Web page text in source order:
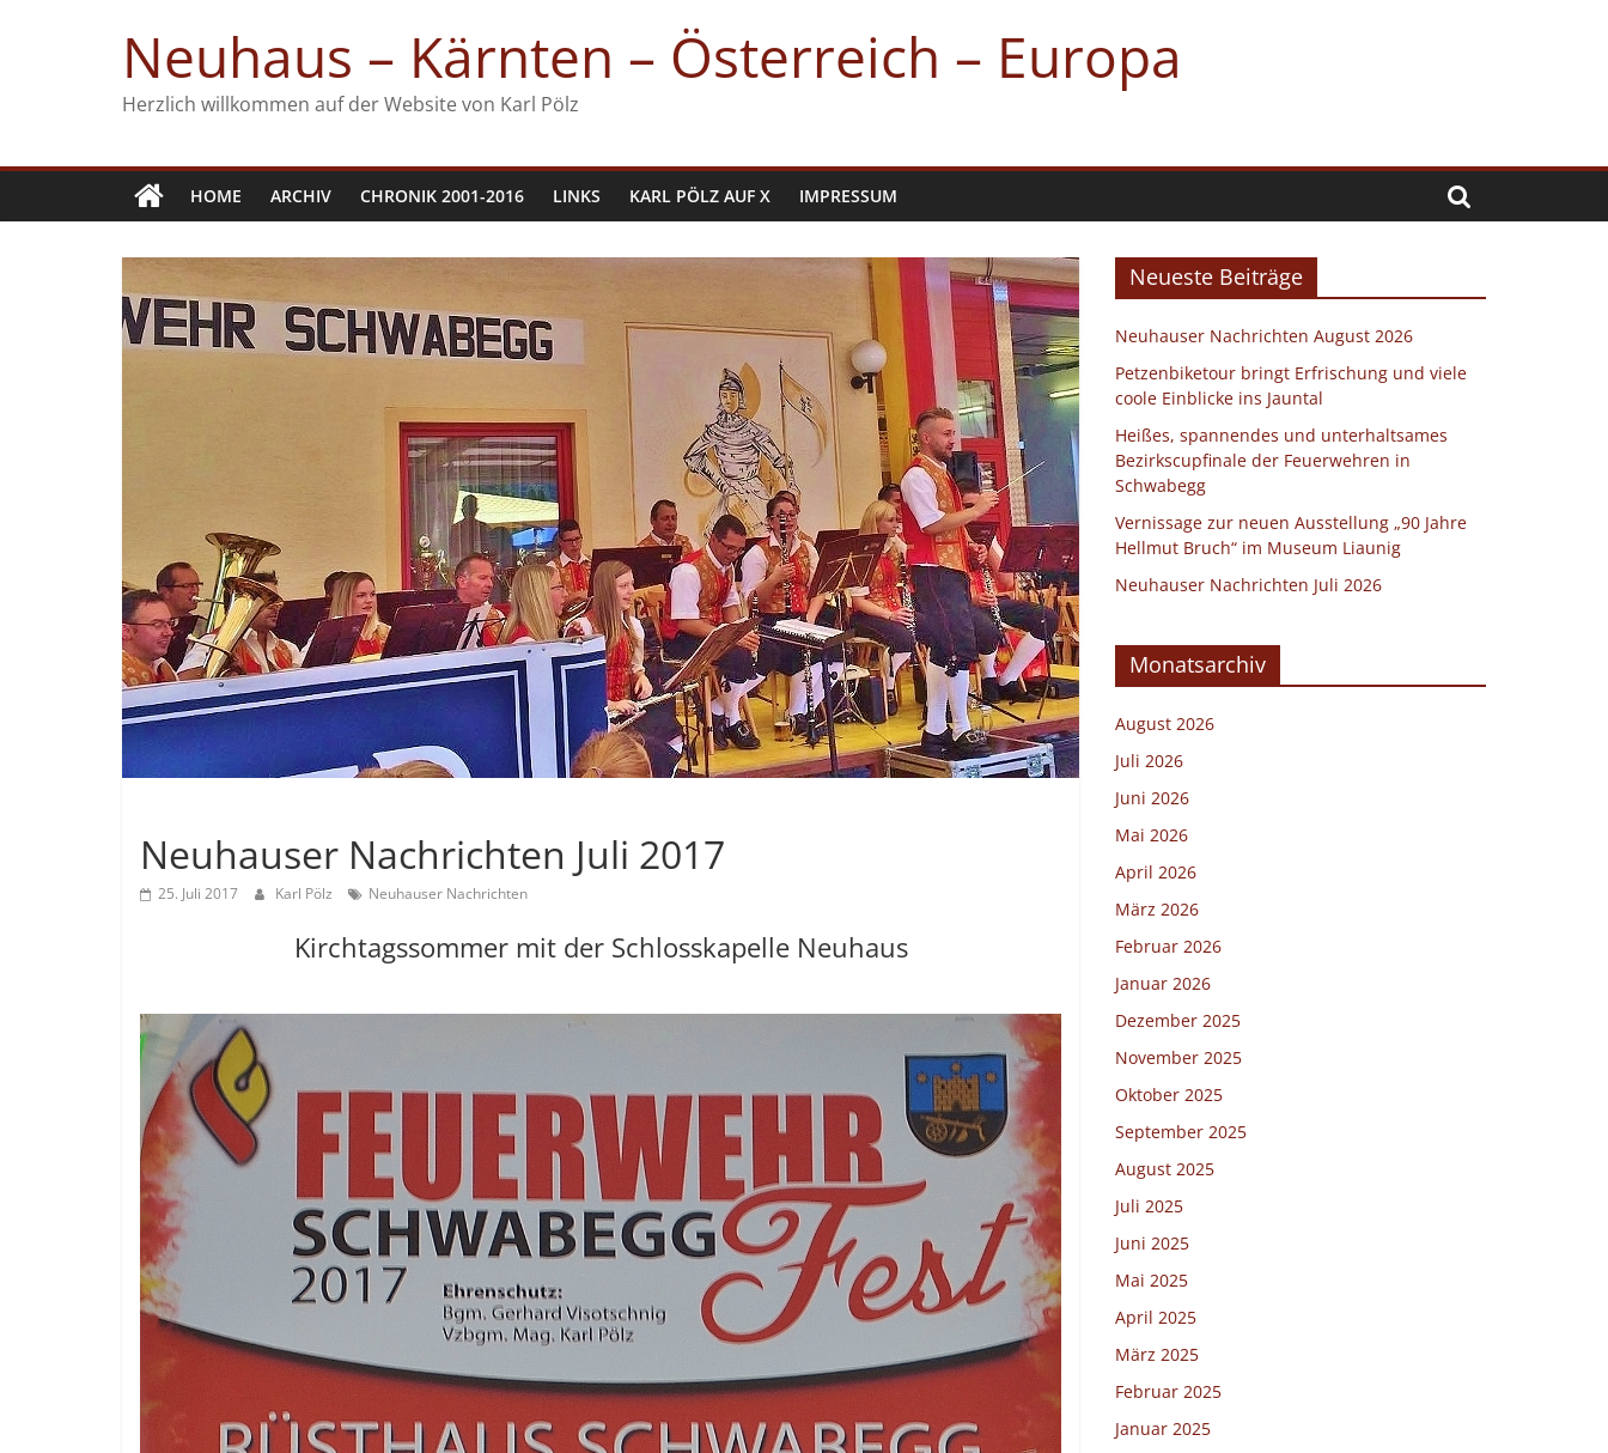
Neuhaus – Kärnten – Österreich – Europa
Herzlich willkommen auf der Website von Karl Pölz
HOME ARCHIV CHRONIK 2001-2016 LINKS KARL PÖLZ AUF X IMPRESSUM
Neuhauser Nachrichten Juli 2017
25. Juli 2017 Karl Pölz Neuhauser Nachrichten
Kirchtagssommer mit der Schlosskapelle Neuhaus
Neueste Beiträge
Neuhauser Nachrichten August 2026
Petzenbiketour bringt Erfrischung und viele
coole Einblicke ins Jauntal
Heißes, spannendes und unterhaltsames
Bezirkscupfinale der Feuerwehren in
Schwabegg
Vernissage zur neuen Ausstellung „90 Jahre
Hellmut Bruch“ im Museum Liaunig
Neuhauser Nachrichten Juli 2026
Monatsarchiv
August 2026
Juli 2026
Juni 2026
Mai 2026
April 2026
März 2026
Februar 2026
Januar 2026
Dezember 2025
November 2025
Oktober 2025
September 2025
August 2025
Juli 2025
Juni 2025
Mai 2025
April 2025
März 2025
Februar 2025
Januar 2025